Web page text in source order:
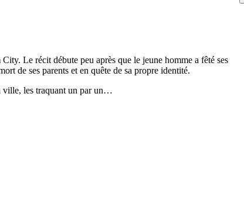
Le récit débute peu après que le jeune homme a fêté ses
de ses parents et en quête de sa propre identité.
ville, les traquant un par un…